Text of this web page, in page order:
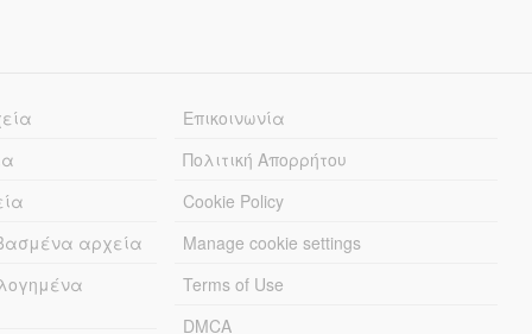
αρχεία
Επικοινωνία
Πολιτική Απορρήτου
Cookie Policy
Manage cookie settings
Terms of Use
DMCA